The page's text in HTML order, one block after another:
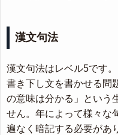
漢文句法
漢文句法はレベル5です。
書き下し文を書かせる問
の意味は分かる」という
せん。年によって様々な
遍なく暗記する必要があ